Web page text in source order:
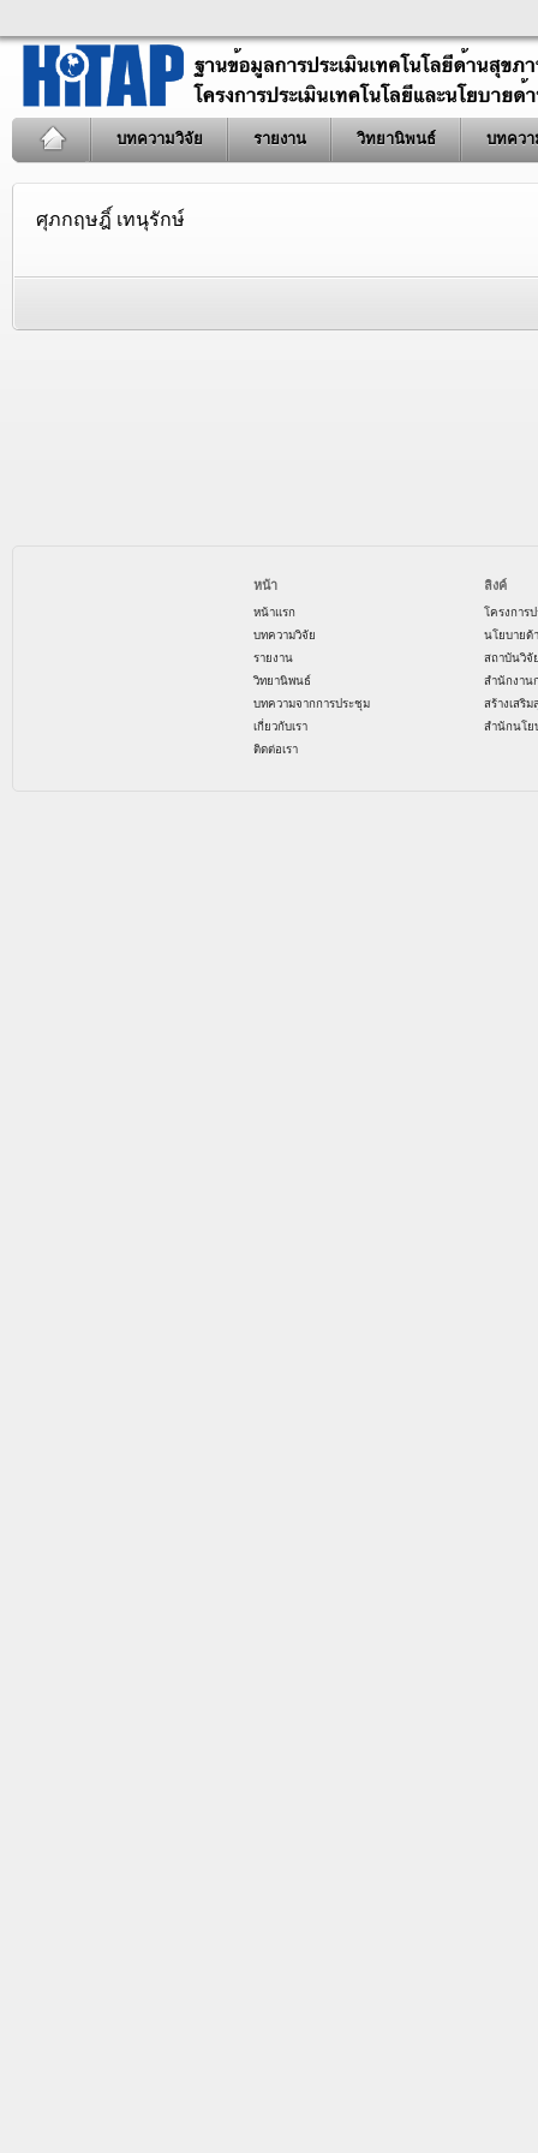
บทความวิจัย รายงาน วิทยานิพนธ์ บทควา
ศุภกฤษฎิ์ เทนุรักษ์
หน้า
หน้าแรก
บทความวิจัย
รายงาน
วิทยานิพนธ์
บทความจากการประชุม
เกี่ยวกับเรา
ติดต่อเรา
ลิงค์
โครงการ
นโยบายด้
สถาบันวิจั
สำนักงาน
สร้างเสริ
สำนักนโย